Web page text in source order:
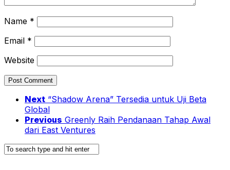
Name *
Email *
Website
Next “Shadow Arena” Tersedia untuk Uji Beta
Global
Previous Greenly Raih Pendanaan Tahap Awal
dari East Ventures